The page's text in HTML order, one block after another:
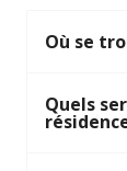
Où se
Quels